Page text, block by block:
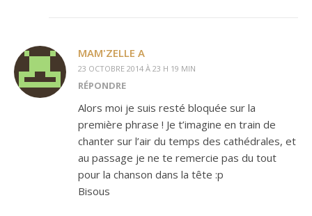
MAM'ZELLE A
23 OCTOBRE 2014 À 23 H 19 MIN
RÉPONDRE
Alors moi je suis resté bloquée sur la
première phrase ! Je t’imagine en train de
chanter sur l’air du temps des cathédrales, et
au passage je ne te remercie pas du tout
pour la chanson dans la tête :p
Bisous